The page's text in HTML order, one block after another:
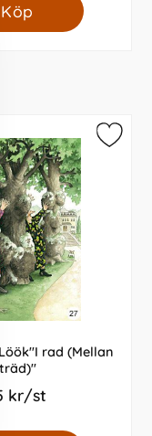
Köp
rad (Mellan
träd)"
kr/st